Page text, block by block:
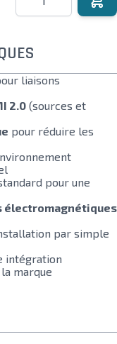
liaisons
2.0 (sources et
pour réduire les
pour une
par simple
intégration
marque